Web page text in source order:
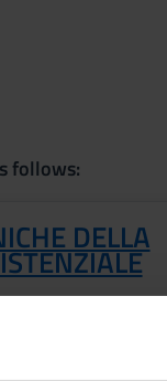
follows:
DELLA